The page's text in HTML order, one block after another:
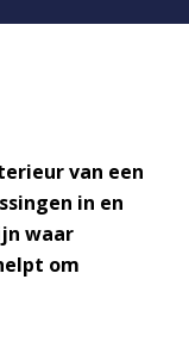
van een
in en
waar
om